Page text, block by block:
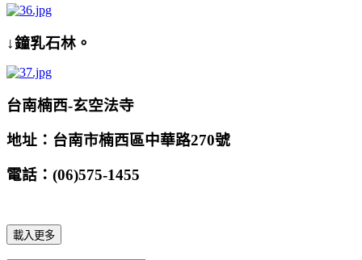
↓鐘乳石林。
台南楠西-玄空法寺
地址：台南市楠西區中華路270號
電話： (06)575-1455
載入更多